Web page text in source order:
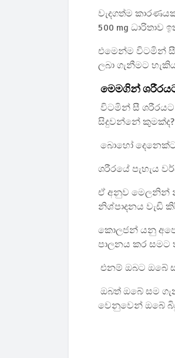
වැදගත්ම
500 mg
එමෙන්ම විටමින් සී
ලබා ගැනීමට
මෙමගින්
විටමින් සී
සිදුවන්නේ කුමක්ද?
බොහෝ දෙනෙක්ට
ශරීරයේ පැහැය
ඒ අනුව මෙලනින්
නිශ්පාදනය වැඩි
කොලජන් යනු අපේ
පාලනය කර
එනම් ඔබට ඔබේ
ඔබත් ඔබේ සම
වෙනුවෙන් ඔබේ